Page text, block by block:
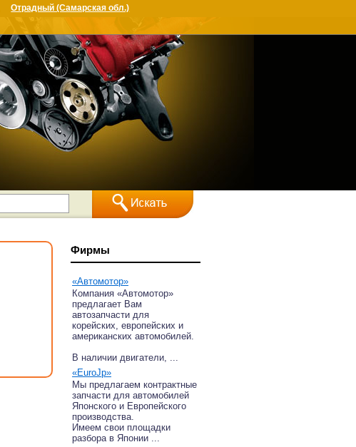
Отрадный (Самарская обл.)
Фирмы
«Автомотор»
Компания «Автомотор»
предлагает Вам
автозапчасти для
корейских, европейских и
американских автомобилей.
В наличии двигатели, ...
«EuroJp»
Мы предлагаем контрактные
запчасти для автомобилей
Японского и Европейского
производства.
Имеем свои площадки
разбора в Японии ...